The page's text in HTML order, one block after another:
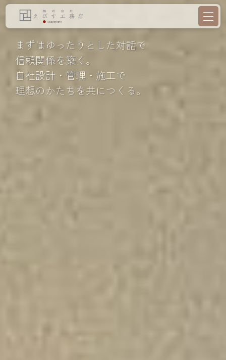
まずはゆったりとした対話で
信頼関係を築く。
自社設計・管理・施工で
理想のかたちを共につくる。